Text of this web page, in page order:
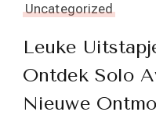
Uncategorized
Leuke
Ontdek Solo
Nieuwe